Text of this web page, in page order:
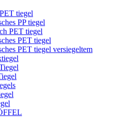
tiegel
PP tiegel
PET tiegel
PET tiegel
PET tiegel versiegeltem